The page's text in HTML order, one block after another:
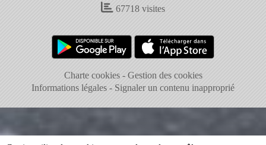
67718 visites
Charte cookies
Gestion des cookies
Informations légales
Signaler un contenu inapproprié